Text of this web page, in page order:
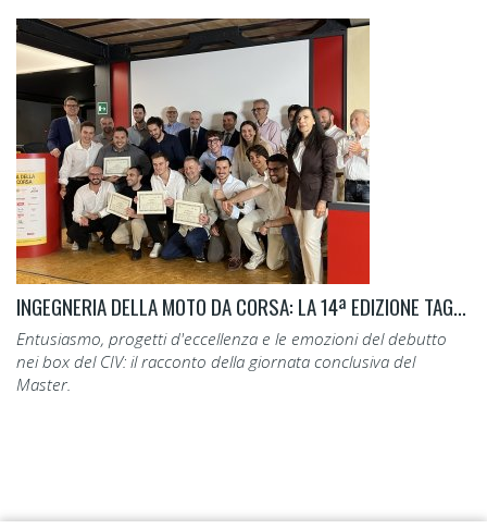
INGEGNERIA DELLA MOTO DA CORSA: LA 14ª EDIZIONE TAGLIA IL TRAGUARDO.
Entusiasmo, progetti d'eccellenza e le emozioni del debutto
nei box del CIV: il racconto della giornata conclusiva del
Master.